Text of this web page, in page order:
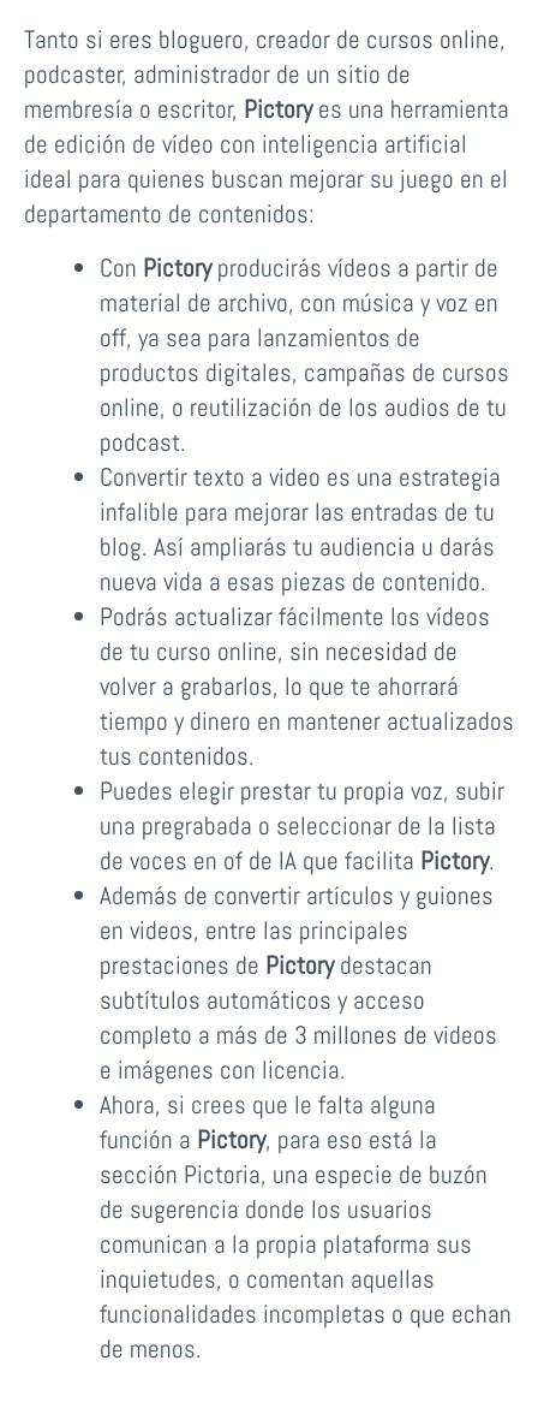
Tanto si eres bloguero, creador de cursos online,
podcaster, administrador de un sitio de
membresía o escritor, Pictoryes una herramienta
de edición de vídeo con inteligencia artificial
ideal para quienes buscan mejorar su juego en el
departamento de contenidos:
Con Pictoryproducirás vídeos a partir de
material de archivo, con música y voz en
off, ya sea para lanzamientos de
productos digitales, campañas de cursos
online, o reutilización de los audios de tu
podcast.
Convertir texto a video es una estrategia
infalible para mejorar las entradas de tu
blog. Así ampliarás tu audiencia u darás
nueva vida a esas piezas de contenido.
Podrás actualizar fácilmente los vídeos
de tu curso online, sin necesidad de
volver a grabarlos, lo que te ahorrará
tiempo y dinero en mantener actualizados
tus contenidos.
Puedes elegir prestar tu propia voz, subir
una pregrabada o seleccionar de la lista
de voces en of de IA que facilita Pictory.
Además de convertir artículos y guiones
en videos, entre las principales
prestaciones de Pictorydestacan
subtítulos automáticos y acceso
completo a más de 3 millones de videos
e imágenes con licencia.
Ahora, si crees que le falta alguna
función a Pictory, para eso está la
sección Pictoria, una especie de buzón
de sugerencia donde los usuarios
comunican a la propia plataforma sus
inquietudes, o comentan aquellas
funcionalidades incompletas o que echan
de menos.